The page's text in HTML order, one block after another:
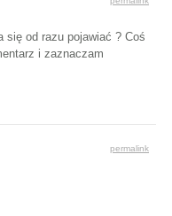
się od razu pojawiać ? Coś
i zaznaczam
permalink